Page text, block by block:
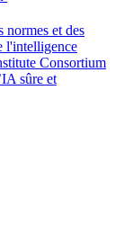
et des
l'intelligence
Consortium
sûre et